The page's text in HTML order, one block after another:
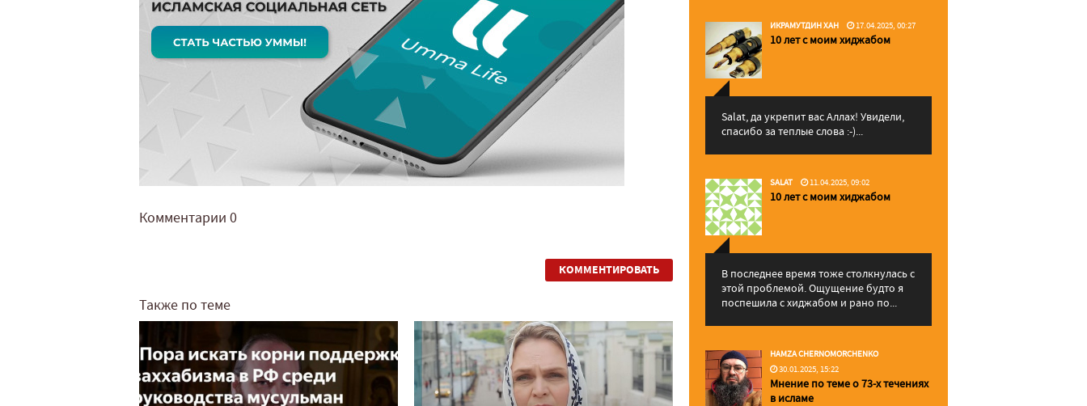
Комментарии 0
КОММЕНТИРОВАТЬ
Также по теме
ИКРАМУТДИН ХАН 17.04.2025, 00:27
10 лет с моим хиджабом
Salat, да укрепит вас Аллаx! Увидели,
спасибо за теплые слова :-)...
SALAT 11.04.2025, 09:02
10 лет с моим хиджабом
В последнее время тоже столкнулась с
этой проблемой. Ощущение будто я
поспешила с хиджабом и рано по...
HAMZA CHERNOMORCHENKO
30.01.2025, 15:22
Мнение по теме о 73-х течениях
в исламе